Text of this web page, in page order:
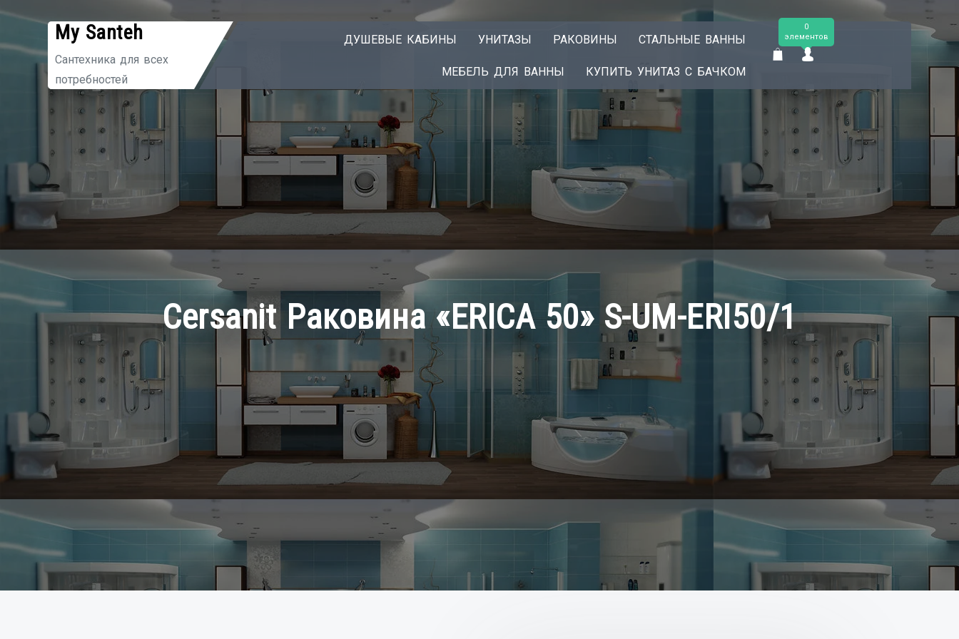
Перейти
содержимому
My Santeh
Сантехника для всех
потребностей
ДУШЕВЫЕ КАБИНЫ УНИТАЗЫ РАКОВИНЫ СТАЛЬНЫЕ ВАННЫ
МЕБЕЛЬ ДЛЯ ВАННЫ КУПИТЬ УНИТАЗ С БАЧКОМ
0
элементов
Cersanit Раковина «ERICA 50» S-UM-ERI50/1